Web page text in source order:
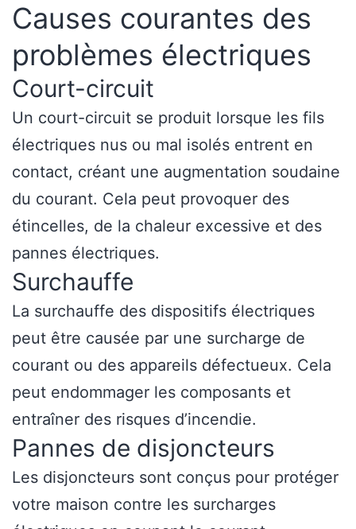
Causes courantes des
problèmes électriques
Court-circuit
Un court-circuit se produit lorsque les fils
électriques nus ou mal isolés entrent en
contact, créant une augmentation soudaine
du courant. Cela peut provoquer des
étincelles, de la chaleur excessive et des
pannes électriques.
Surchauffe
La surchauffe des dispositifs électriques
peut être causée par une surcharge de
courant ou des appareils défectueux. Cela
peut endommager les composants et
entraîner des risques d’incendie.
Pannes de disjoncteurs
Les disjoncteurs sont conçus pour protéger
votre maison contre les surcharges